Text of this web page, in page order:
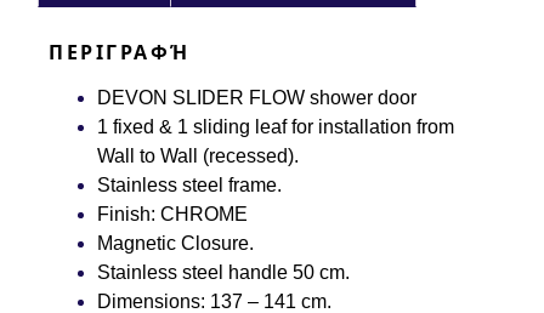
ΠΕΡΙΓΡΑΦΉ
DEVON SLIDER FLOW shower door
1 fixed & 1 sliding leaf for installation from
Wall to Wall (recessed).
Stainless steel frame.
Finish: CHROME
Magnetic Closure.
Stainless steel handle 50 cm.
Dimensions: 137 – 141 cm.